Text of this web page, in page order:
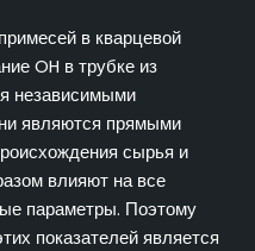
в кварцевой
OH в трубке из
независимыми
являются прямыми
сырья и
влияют на все
параметры. Поэтому
показателей является